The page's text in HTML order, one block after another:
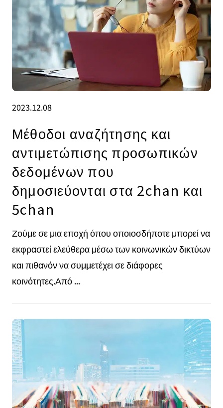
2023.12.08
Μέθοδοι αναζήτησης και
αντιμετώπισης προσωπικών
δεδομένων που
δημοσιεύονται στα 2chan και
5chan
Ζούμε σε μια εποχή όπου οποιοσδήποτε μπορεί να
εκφραστεί ελεύθερα μέσω των κοινωνικών δικτύων
και πιθανόν να συμμετέχει σε διάφορες
κοινότητες.Από ...